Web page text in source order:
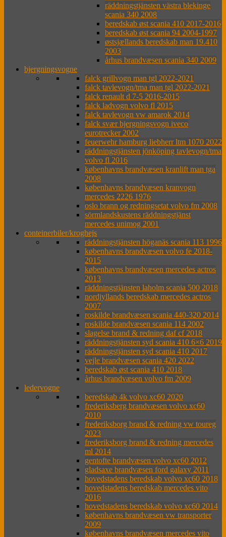
räddningstjänsten västra blekinge
scania 340 2008
beredskab øst scania 410 2017-2016
beredskab øst scania 94 2004-1997
østsjællands beredskab man 19.410
2003
århus brandvæsen scania 340 2009
bjergningsvogne
falck grillvogn man tgl 2022-2021
falck tavlevogn/tma man tgl 2022-2021
falck renault d 7-5 2016-2015
falck ladvogn volvo fl 2015
falck tavlevogn vw amarok 2014
falck svær bjergningsvogn iveco
eurotrecker 2002
feuerwehr hamburg liebherr ltm 1070 2022
räddningstjänsten jönköping tavlevogn/tma
volvo fl 2016
københavns brandvæsen kranlift man tga
2008
københavns brandvæsen kranvogn
mercedes 2226 1976
oslo brann og redningsetat volvo fm 2008
sörmlandskustens räddningstjänst
mercedes unimog 2001
conteinerbiler/kroghejs
räddningstjänsten höganäs scania 113 1996
københavns brandvæsen volvo fe 2018-
2015
københavns brandvæsen mercedes actros
2013
räddningstjänsten laholm scania 500 2018
nordjyllands beredskab mercedes actros
2007
roskilde brandvæsen scania 440-320 2014
roskilde brandvæsen scania 114 2002
slagelse brand & redning daf cf 2018
räddningstjänsten syd scania 410 6×6 2019
räddningstjänsten syd scania 410 2017
vejle brandvæsen scania 420 2022
beredskab øst scania 410 2018
århus brandvæsen volvo fm 2009
ledervogne
beredskab 4k volvo xc60 2020
frederiksberg brandvæsen volvo xc60
2010
frederiksborg brand & redning vw toureg
2023
frederiksborg brand & redning mercedes
ml 2014
gentofte brandvæsen volvo xc60 2012
gladsaxe brandvæsen ford galaxy 2011
hovedstadens beredskab volvo xc60 2018
hovedstadens beredskab mercedes vito
2016
hovedstadens beredskab volvo xc60 2014
københavns brandvæsen vw transporter
2009
københavns brandvæsen mercedes vito